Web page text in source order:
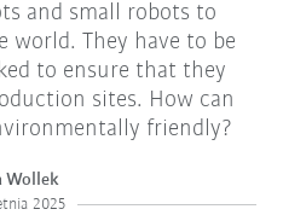
and small robots to
world. They have to be
to ensure that they
sites. How can
friendly?
Wollek
2025